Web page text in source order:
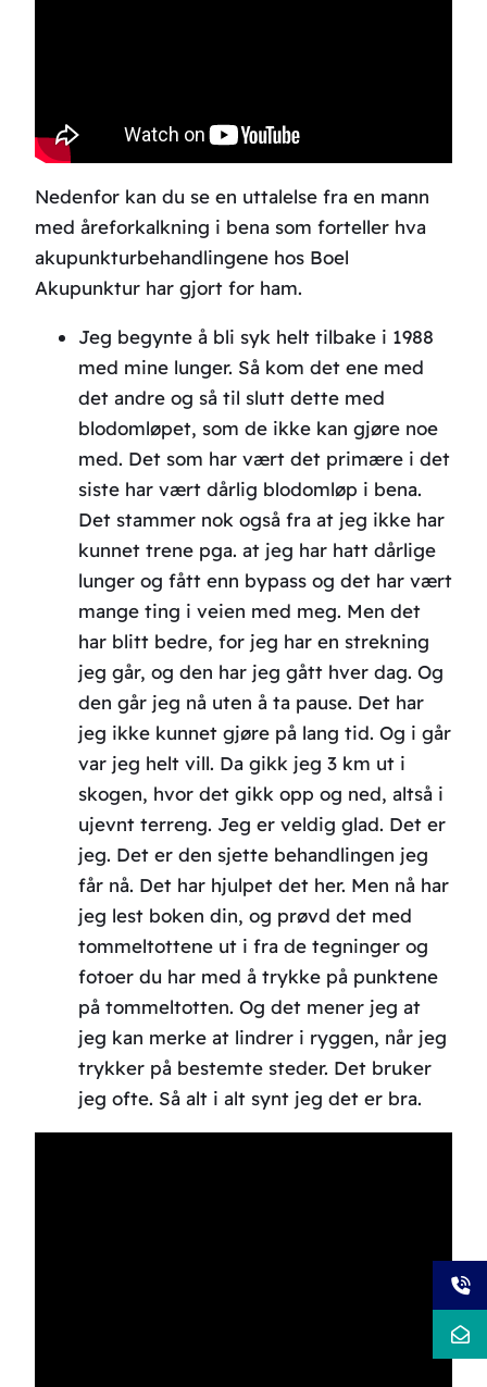
Nedenfor kan du se en uttalelse fra en mann
med åreforkalkning i bena som forteller hva
akupunkturbehandlingene hos Boel
Akupunktur har gjort for ham.
Jeg begynte å bli syk helt tilbake i 1988
med mine lunger. Så kom det ene med
det andre og så til slutt dette med
blodomløpet, som de ikke kan gjøre noe
med. Det som har vært det primære i det
siste har vært dårlig blodomløp i bena.
Det stammer nok også fra at jeg ikke har
kunnet trene pga. at jeg har hatt dårlige
lunger og fått enn bypass og det har vært
mange ting i veien med meg. Men det
har blitt bedre, for jeg har en strekning
jeg går, og den har jeg gått hver dag. Og
den går jeg nå uten å ta pause. Det har
jeg ikke kunnet gjøre på lang tid. Og i går
var jeg helt vill. Da gikk jeg 3 km ut i
skogen, hvor det gikk opp og ned, altså i
ujevnt terreng. Jeg er veldig glad. Det er
jeg. Det er den sjette behandlingen jeg
får nå. Det har hjulpet det her. Men nå har
jeg lest boken din, og prøvd det med
tommeltottene ut i fra de tegninger og
fotoer du har med å trykke på punktene
på tommeltotten. Og det mener jeg at
jeg kan merke at lindrer i ryggen, når jeg
trykker på bestemte steder. Det bruker
jeg ofte. Så alt i alt synt jeg det er bra.